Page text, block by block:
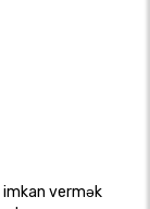
vermək